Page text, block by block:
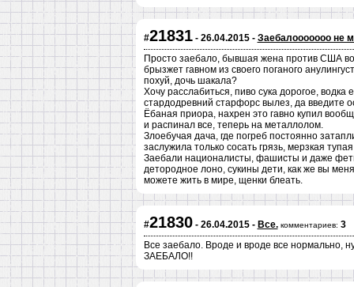
#21831- 26.04.2015 - Заебалооооооо не
Просто заебало, бывшая жена против США
брызжет гавном из своего поганого
похуй, дочь шакала?
Хочу расслабиться, пиво сука дорогое,
стардодревний старфорс вылез, да введите
Ёбаная приора, нахрен это гавно купил
и распинал все, теперь на металлолом.
Злоебучая дача, где погреб постоянно
заслужила только сосать грязь, мерзкая
Заебали националисты, фашисты и даже
детородное лоно, сукины дети, как же вы
можете жить в мире, щенки блеать.
#21830- 26.04.2015 - Все. комментариев: 3
Все заебало. Вроде и вроде все нормально,
ЗАЕБАЛО!!